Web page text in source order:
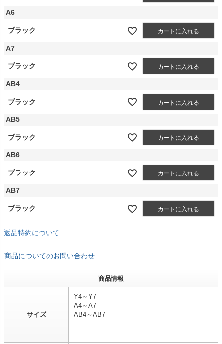
A6
ブラック カートに入れる
A7
ブラック カートに入れる
AB4
ブラック カートに入れる
AB5
ブラック カートに入れる
AB6
ブラック カートに入れる
AB7
ブラック カートに入れる
返品特約について
商品についてのお問い合わせ
商品情報
サイズ
Y4～Y7
A4～A7
AB4～AB7